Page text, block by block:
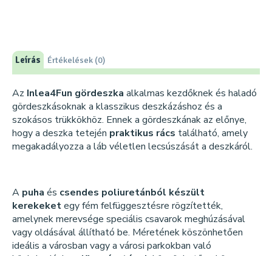
Leírás Értékelések (0)
Az Inlea4Fun gördeszka alkalmas kezdőknek és haladó
gördeszkásoknak a klasszikus deszkázáshoz és a
szokásos trükkökhöz. Ennek a gördeszkának az előnye,
hogy a deszka tetején praktikus rács található, amely
megakadályozza a láb véletlen lecsúszását a deszkáról.
A puha és csendes poliuretánból készült
kerekeketegy fém felfüggesztésre rögzítették,
amelynek merevsége speciális csavarok meghúzásával
vagy oldásával állítható be. Méretének köszönhetően
ideális a városban vagy a városi parkokban való